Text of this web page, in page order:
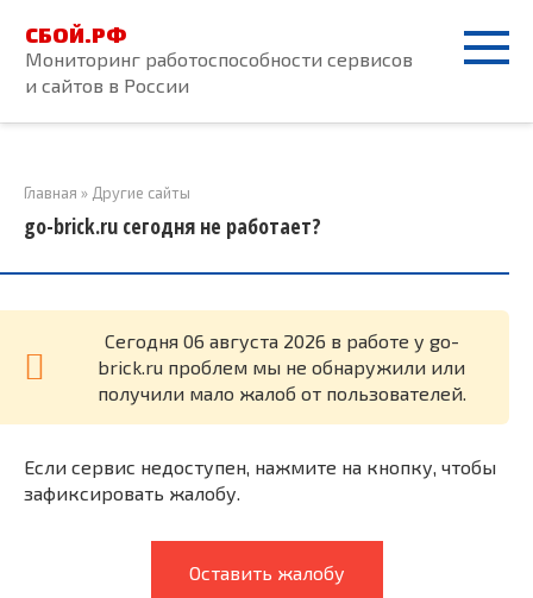
контенту
СБОЙ.РФ
Мониторинг работоспособности сервисов
и сайтов в России
Главная » Другие сайты
go-brick.ru сегодня не работает?
Cегодня 06 августа 2026 в работе у go-
brick.ru проблем мы не обнаружили или
получили мало жалоб от пользователей.
Если сервис недоступен, нажмите на кнопку, чтобы
зафиксировать жалобу.
Оставить жалобу